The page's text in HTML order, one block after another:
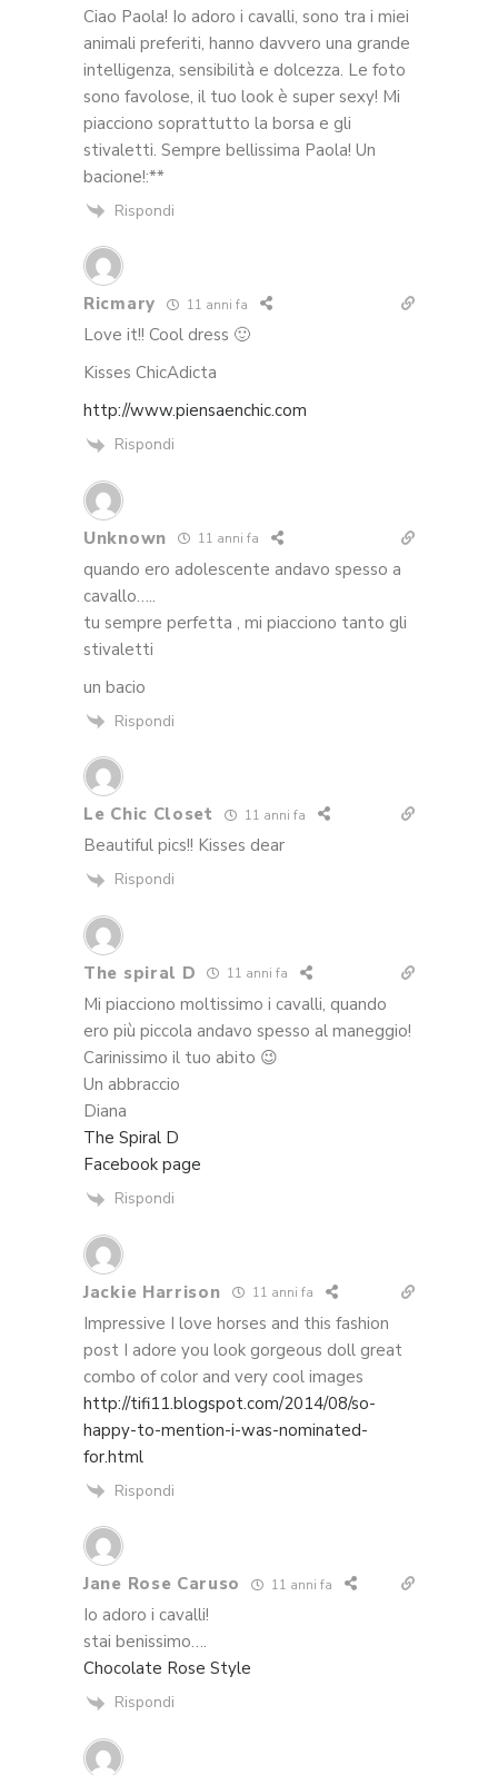
Ciao Paola! Io adoro i cavalli, sono tra i miei
animali preferiti, hanno davvero una grande
intelligenza, sensibilità e dolcezza. Le foto
sono favolose, il tuo look è super sexy! Mi
piacciono soprattutto la borsa e gli
stivaletti. Sempre bellissima Paola! Un
bacione!:**
Rispondi
Ricmary 11 anni fa
Love it!! Cool dress 🙂
Kisses ChicAdicta
http://www.piensaenchic.com
Rispondi
Unknown 11 anni fa
quando ero adolescente andavo spesso a
cavallo…..
tu sempre perfetta , mi piacciono tanto gli
stivaletti
un bacio
Rispondi
Le Chic Closet 11 anni fa
Beautiful pics!! Kisses dear
Rispondi
The spiral D 11 anni fa
Mi piacciono moltissimo i cavalli, quando
ero più piccola andavo spesso al maneggio!
Carinissimo il tuo abito 😉
Un abbraccio
Diana
The Spiral D
Facebook page
Rispondi
Jackie Harrison 11 anni fa
Impressive I love horses and this fashion
post I adore you look gorgeous doll great
combo of color and very cool images
http://tifi11.blogspot.com/2014/08/so-
happy-to-mention-i-was-nominated-
for.html
Rispondi
Jane Rose Caruso 11 anni fa
Io adoro i cavalli!
stai benissimo….
Chocolate Rose Style
Rispondi